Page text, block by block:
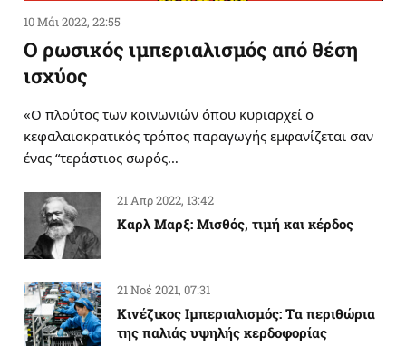
10 Μάι 2022, 22:55
Ο ρωσικός ιμπεριαλισμός από θέση
ισχύος
«Ο πλούτος των κοινωνιών όπου κυριαρχεί ο
κεφαλαιοκρατικός τρόπος παραγωγής εμφανίζεται σαν
ένας “τεράστιος σωρός…
21 Απρ 2022, 13:42
Καρλ Μαρξ: Μισθός, τιμή και κέρδος
21 Νοέ 2021, 07:31
Κινέζικος Ιμπεριαλισμός: Tα περιθώρια
της παλιάς υψηλής κερδοφορίας